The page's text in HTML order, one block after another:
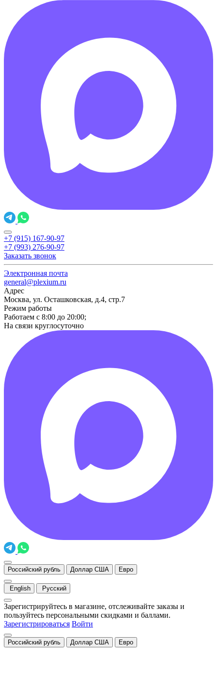
+7 (915) 167-90-97
+7 (993) 276-90-97
Заказать звонок
Электронная почта
general@plexium.ru
Адрес
Москва, ул. Осташковская, д.4, стр.7
Режим работы
Работаем с 8:00 до 20:00;
На связи круглосуточно
Российский рубль Доллар США Евро
English Русский
Зарегистрируйтесь в магазине, отслеживайте заказы и
пользуйтесь персональными скидками и баллами.
Зарегистрироваться Войти
Российский рубль Доллар США Евро